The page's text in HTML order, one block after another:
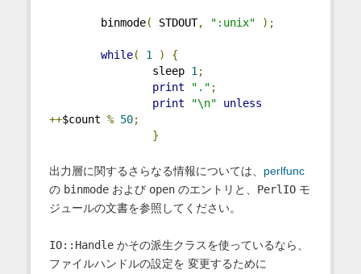
binmode( STDOUT, ":unix" );
while( 1 )
{
sleep 1 ;
print
"." ;
print
"\n"
unless
++$count % 50;
}
出力層に関するさらなる情報については、 perlfunc
の binmodeおよび openのエントリと、 PerlIOモ
ジュールの文書を参照してください。
IO::Handleかその派生クラスを使っているなら、
ファイルハンドルの設定を 変更するために